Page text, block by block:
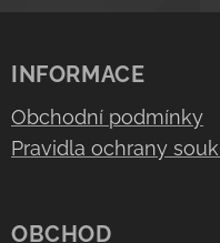
INFORMACE
Obchodní podmínky
Pravidla ochrany
OBCHOD